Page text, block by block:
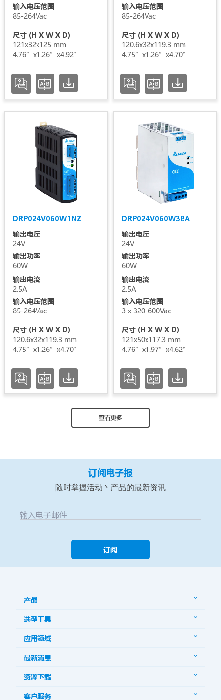
输入电压范围
85-264Vac
尺寸 (H X W X D)
121x32x125 mm
4.76”x1.26”x4.92”
输入电压范围
85-264Vac
尺寸 (H X W X D)
120.6x32x119.3 mm
4.75”x1.26”x4.70”
DRP024V060W1NZ
输出电压
24V
输出功率
60W
输出电流
2.5A
输入电压范围
85-264Vac
尺寸 (H X W X D)
120.6x32x119.3 mm
4.75”x1.26”x4.70”
DRP024V060W3BA
输出电压
24V
输出功率
60W
输出电流
2.5A
输入电压范围
3 x 320-600Vac
尺寸 (H X W X D)
121x50x117.3 mm
4.76”x1.97”x4.62”
查看更多
订阅电子报
随时掌握活动丶产品的最新资讯
输入电子邮件
订阅
产品
选型工具
应用领域
最新消息
资源下载
客户服务